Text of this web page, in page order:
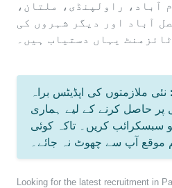
آباد، راولپنڈی، ملتان،
آباد اور دیگر شہروں کی
یہاں دستیاب ہیں۔
نئی ملازمتوں کی اپڈیٹس براہ
پر حاصل کرنے کے لیے ہماری
سبسکرائب کریں۔ تاکہ کوئی
موقع آپ سے چھوٹ نہ جائے۔
Looking for the latest recruitment in